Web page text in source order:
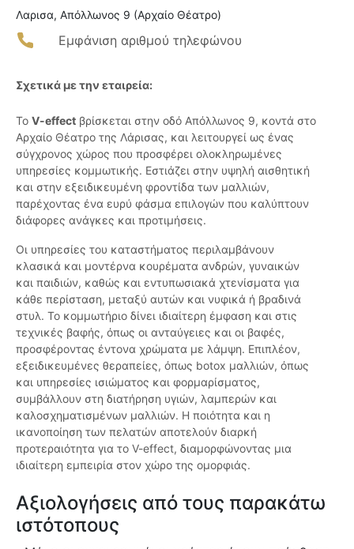
Λαρισα, Απόλλωνος 9 (Αρχαίο Θέατρο)
Εμφάνιση αριθμού τηλεφώνου
Σχετικά με την εταιρεία:
Το V-effect βρίσκεται στην οδό Απόλλωνος 9, κοντά στο
Αρχαίο Θέατρο της Λάρισας, και λειτουργεί ως ένας
σύγχρονος χώρος που προσφέρει ολοκληρωμένες
υπηρεσίες κομμωτικής. Εστιάζει στην υψηλή αισθητική
και στην εξειδικευμένη φροντίδα των μαλλιών,
παρέχοντας ένα ευρύ φάσμα επιλογών που καλύπτουν
διάφορες ανάγκες και προτιμήσεις.
Οι υπηρεσίες του καταστήματος περιλαμβάνουν
κλασικά και μοντέρνα κουρέματα ανδρών, γυναικών
και παιδιών, καθώς και εντυπωσιακά χτενίσματα για
κάθε περίσταση, μεταξύ αυτών και νυφικά ή βραδινά
στυλ. Το κομμωτήριο δίνει ιδιαίτερη έμφαση και στις
τεχνικές βαφής, όπως οι ανταύγειες και οι βαφές,
προσφέροντας έντονα χρώματα με λάμψη. Επιπλέον,
εξειδικευμένες θεραπείες, όπως botox μαλλιών, όπως
και υπηρεσίες ισιώματος και φορμαρίσματος,
συμβάλλουν στη διατήρηση υγιών, λαμπερών και
καλοσχηματισμένων μαλλιών. Η ποιότητα και η
ικανοποίηση των πελατών αποτελούν διαρκή
προτεραιότητα για το V-effect, διαμορφώνοντας μια
ιδιαίτερη εμπειρία στον χώρο της ομορφιάς.
Αξιολογήσεις από τους παρακάτω
ιστότοπους